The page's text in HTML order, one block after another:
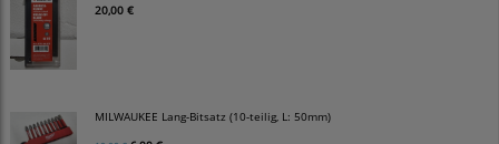
20,00 €
MILWAUKEE Lang-Bitsatz (10-teilig, L: 50mm)